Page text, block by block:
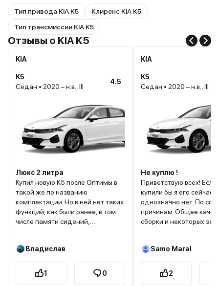
Тип привода KIA K5
Клиренс KIA K5
Тип трансмиссии KIA K5
Отзывы о KIA K5
KIA
K5
Седан • 2020 – н.в., III
4.5
Люкс 2 литра
Купил новую К5 после Оптимы в
такой же по названию
комплектации. Но в ней нет таких
функций, как были ранее, в том
числе памяти сидений,
при движении задним ходом,
очешника, шторки для
подстаканников. Но в целом
Владислав
1 0
KIA
K5
Седан • 2020 – н.в., III
Не куплю !
Приветствую всех! Если спросят
купили бы я его сейчас,
однозначно нет. По следующим
причинам. Общее качество
сборки и некоторых
столько что иногда
окно какое-то открыто.
ну крайне не
Samo Maral
2